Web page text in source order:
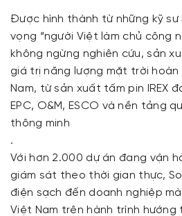
Được hình thành từ những kỹ sư
vọng “người Việt làm chủ công
không ngừng nghiên cứu, sản
giá trị năng lượng mặt trời
Nam, từ sản xuất tấm pin IREX
EPC, O&M, ESCO và nền tảng
thông minh
.
Với hơn 2.000 dự án đang vận
giám sát theo thời gian thực,
điện sạch đến doanh nghiệp
Việt Nam trên hành trình